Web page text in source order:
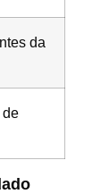
da
de